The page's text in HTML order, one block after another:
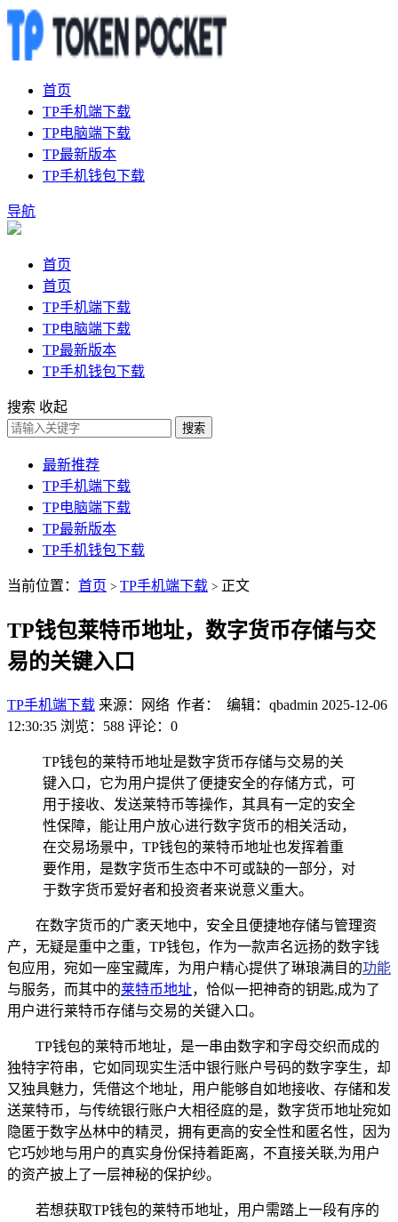
首页
TP手机端下载
TP电脑端下载
TP最新版本
TP手机钱包下载
导航
首页
首页
TP手机端下载
TP电脑端下载
TP最新版本
TP手机钱包下载
搜索 收起
搜索
最新推荐
TP手机端下载
TP电脑端下载
TP最新版本
TP手机钱包下载
当前位置： 首页 > TP手机端下载 > 正文
TP钱包莱特币地址，数字货币存储与交
易的关键入口
TP手机端下载 来源：网络 作者： 编辑：qbadmin 2025-12-06
12:30:35 浏览：588 评论：0
TP钱包的莱特币地址是数字货币存储与交易的关
键入口，它为用户提供了便捷安全的存储方式，可
用于接收、发送莱特币等操作，其具有一定的安全
性保障，能让用户放心进行数字货币的相关活动，
在交易场景中，TP钱包的莱特币地址也发挥着重
要作用，是数字货币生态中不可或缺的一部分，对
于数字货币爱好者和投资者来说意义重大。
在数字货币的广袤天地中，安全且便捷地存储与管理资
产，无疑是重中之重，TP钱包，作为一款声名远扬的数字钱
包应用，宛如一座宝藏库，为用户精心提供了琳琅满目的功能
与服务，而其中的莱特币地址，恰似一把神奇的钥匙,成为了
用户进行莱特币存储与交易的关键入口。
TP钱包的莱特币地址，是一串由数字和字母交织而成的
独特字符串，它如同现实生活中银行账户号码的数字孪生，却
又独具魅力，凭借这个地址，用户能够自如地接收、存储和发
送莱特币，与传统银行账户大相径庭的是，数字货币地址宛如
隐匿于数字丛林中的精灵，拥有更高的安全性和匿名性，因为
它巧妙地与用户的真实身份保持着距离，不直接关联,为用户
的资产披上了一层神秘的保护纱。
若想获取TP钱包的莱特币地址，用户需踏上一段有序的